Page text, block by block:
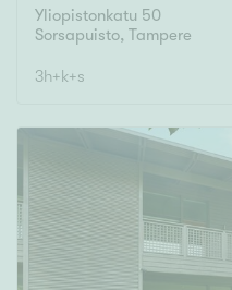
Yliopistonkatu 50
Sorsapuisto, Tampere
3h+k+s